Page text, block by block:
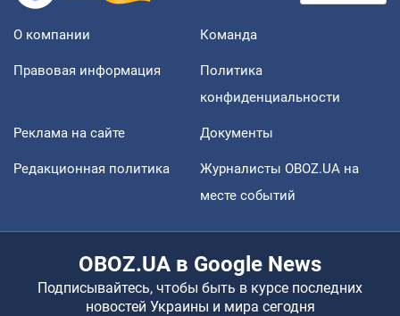
О компании Команда
Правовая информация
Политика
конфиденциальности
Реклама на сайте Документы
Редакционная политика
Журналисты OBOZ.UA на
месте событий
OBOZ.UA в Google News
Подписывайтесь, чтобы быть в курсе последних
новостей Украины и мира сегодня